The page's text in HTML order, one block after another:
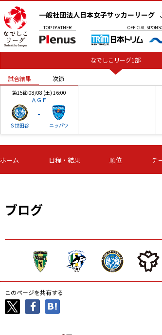
一般社団法人日本女子サッカーリーグ
TOP PARTNER OFFICIAL
なでしこリーグ1部
試合結果 次節
第15節 08/08 (土) 16:00
ＡＧＦ
Ｓ世田谷
-
ニッパツ
第16節 09/05 (土) 15:00
ニッパツ
-
第16節 09/05 (土) 15:00
石人の星
-
試合結果 次節
ホーム 日程・結果 順位 チ
ブログ
このページを共有する